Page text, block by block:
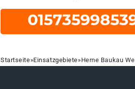
Startseite»Einsatzgebiete»Herne Baukau